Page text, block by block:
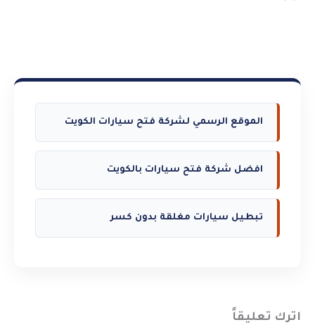
الموقع الرسمي لشركة فتح سيارات الكويت
افضل شركة فتح سيارات بالكويت
تبطيل سيارات مغلقة بدون كسر
اترك تعليقاً